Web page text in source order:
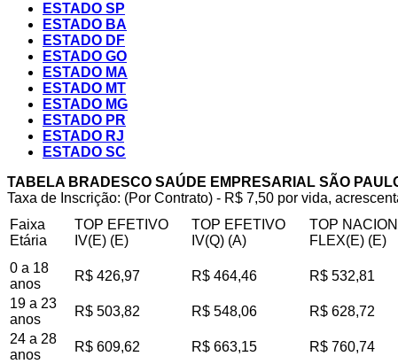
ESTADO SP
ESTADO BA
ESTADO DF
ESTADO GO
ESTADO MA
ESTADO MT
ESTADO MG
ESTADO PR
ESTADO RJ
ESTADO SC
TABELA BRADESCO SAÚDE EMPRESARIAL SÃO
Taxa de Inscrição: (Por Contrato) - R$ 7,50 por vida,
Faixa
Etária
TOP EFETIVO
IV(E) (E)
TOP EFETIVO
IV(Q) (A)
TOP
FLEX(E) (E)
0 a 18
anos
R$ 426,97 R$ 464,46 R$ 532,81
19 a 23
anos
R$ 503,82 R$ 548,06 R$ 628,72
24 a 28
anos
R$ 609,62 R$ 663,15 R$ 760,74